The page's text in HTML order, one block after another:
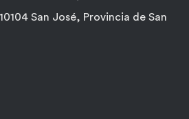
San José, Provincia de San